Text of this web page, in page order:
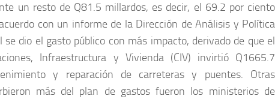
un resto de Q81.5 millardos, es decir, el 69.2 por ciento
con un informe de la Dirección de Análisis y Política
dio el gasto público con más impacto, derivado de que el
Infraestructura y Vivienda (CIV) invirtió Q1665.7
y reparación de carreteras y puentes. Otras
más del plan de gastos fueron los ministerios de